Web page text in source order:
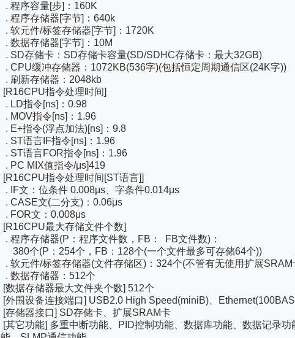
. 程序容量[步]：160K
. 程序存储器[字节]：640k
. 软元件/标签存储器[字节]：1720K
. 数据存储器[字节]：10M
. SD存储卡：SD存储卡容量(SD/SDHC存储卡：最大32GB)
. CPU缓冲存储器：1072KB(536字)(包括恒定周期通信区(24K字))
. 刷新存储器：2048kb
[R16CPU指令处理时间]
. LD指令[ns]：0.98
. MOV指令[ns]：1.96
. E+指令(浮点加法)[ns]：9.8
. ST语言IF指令[ns]：1.96
. ST语言FOR指令[ns]：1.96
. PC MIX值指令/μs]419
[R16CPU指令处理时间[ST语言]]
. IF文：位条件 0.008μs、字条件0.014μs
. CASE文(二分支)：0.06μs
. FOR文：0.008μs
[R16CPU最大存储文件个数]
. 程序存储器(P：程序文件数，FB： FB文件数)：
380个(P：254个，FB：128个(一个文件最多可存储64个))
. 软元件/标签存储器(文件存储区)：324个(不管有无使用扩展SRAM
. 数据存储器：512个
[数据存储器最大文件夹个数] 512个
[外围设备连接端口] USB2.0 High Speed(miniB)、
[存储器接口] SD存储卡、扩展SRAM卡
[其它功能] 多重中断功能、PID控制功能、数据库功能、数据记录